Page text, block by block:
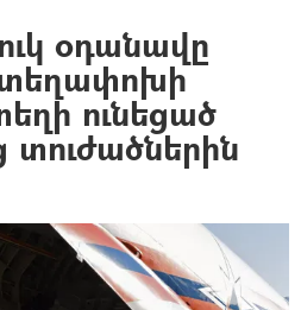
օդանավը
ունեցած